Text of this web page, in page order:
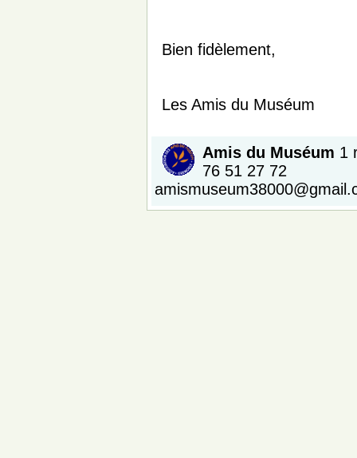
Bien fidèlement,
Les Amis du Muséum
Amis du Muséum 1
76 51 27 72